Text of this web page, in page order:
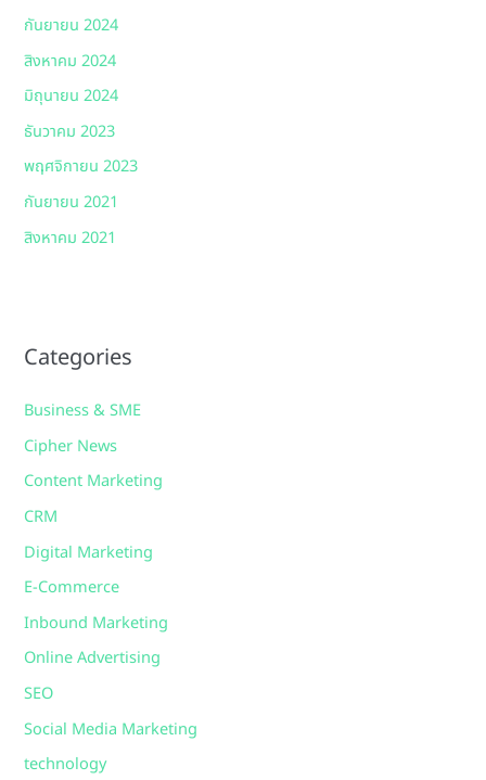
กันยายน 2024
สิงหาคม 2024
มิถุนายน 2024
ธันวาคม 2023
พฤศจิกายน 2023
กันยายน 2021
สิงหาคม 2021
Categories
Business & SME
Cipher News
Content Marketing
CRM
Digital Marketing
E-Commerce
Inbound Marketing
Online Advertising
SEO
Social Media Marketing
technology